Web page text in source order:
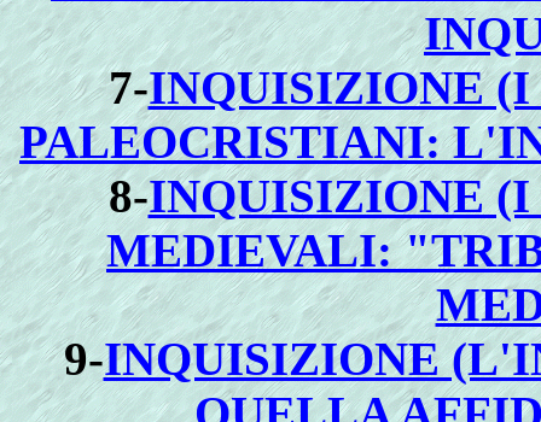
7-INQUISIZIONE (I
PALEOCRISTIANI:
8-INQUISIZIONE (I
MEDIEVALI:
9-INQUISIZIONE